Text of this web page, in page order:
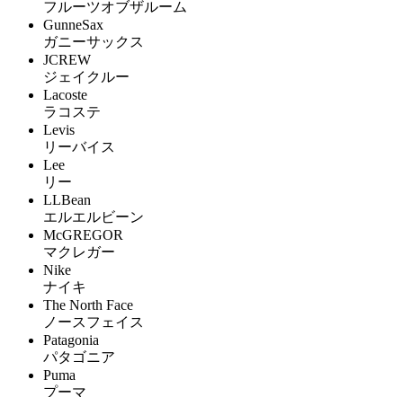
フルーツオブザルーム
GunneSax
ガニーサックス
JCREW
ジェイクルー
Lacoste
ラコステ
Levis
リーバイス
Lee
リー
LLBean
エルエルビーン
McGREGOR
マクレガー
Nike
ナイキ
The North Face
ノースフェイス
Patagonia
パタゴニア
Puma
プーマ